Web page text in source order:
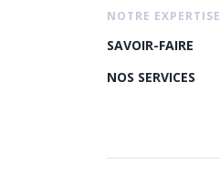
NOTRE EXPERTISE
SAVOIR-FAIRE
NOS SERVICES